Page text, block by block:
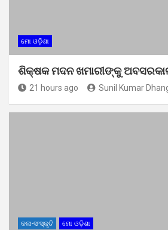
ମୋ ଓଡ଼ିଶା
ଶିକ୍ଷକ ମଦନ ଖମାରୀଙ୍କୁ
21 hours ago Sunil Kumar
କଳା-ସଂସ୍କୃତି ମୋ ଓଡ଼ିଶା